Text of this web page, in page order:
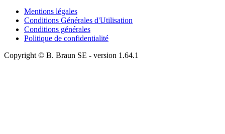
Mentions légales
Conditions Générales d'Utilisation
Conditions générales
Politique de confidentialité
Copyright © B. Braun SE - version 1.64.1